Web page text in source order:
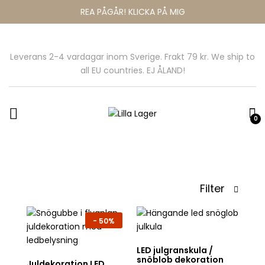
REA PÅGÅR! KLICKA PÅ MIG
Leverans 2-4 vardagar inom Sverige. Frakt 79 kr. We ship to
all EU countries. EJ ÅLAND!
0
Filter
- 50%
LED julgranskula /
snöblob dekoration